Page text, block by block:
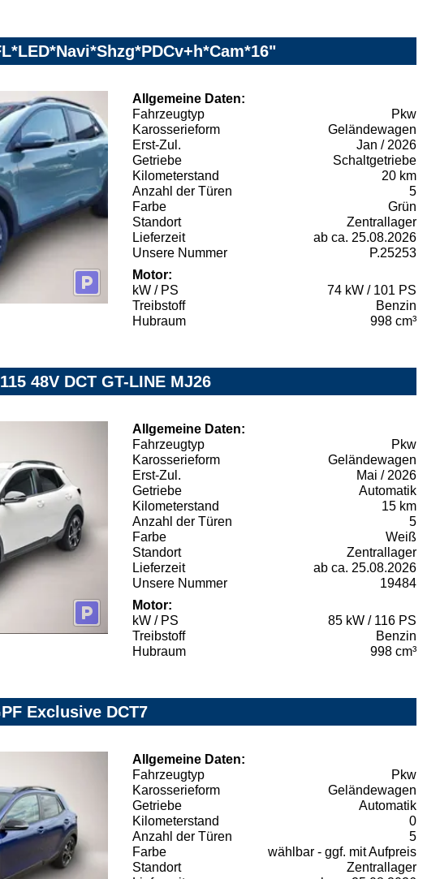
Allgemeine Daten:
Fahrzeugtyp
Pkw
Karosserieform
Geländewagen
Erst-Zul.
Jan / 2026
Getriebe
Schaltgetriebe
Kilometerstand
20 km
Anzahl der Türen
5
Farbe
Grün
Standort
Zentrallager
Lieferzeit
ab ca. 25.08.2026
Unsere Nummer
P.25253
Motor:
kW / PS
74 kW / 101 PS
Treibstoff
Benzin
Hubraum
998 cm³
48V DCT GT-LINE MJ26
Allgemeine Daten:
Fahrzeugtyp
Pkw
Karosserieform
Geländewagen
Erst-Zul.
Mai / 2026
Getriebe
Automatik
Kilometerstand
15 km
Anzahl der Türen
5
Farbe
Weiß
Standort
Zentrallager
Lieferzeit
ab ca. 25.08.2026
Unsere Nummer
19484
Motor:
kW / PS
85 kW / 116 PS
Treibstoff
Benzin
Hubraum
998 cm³
Exclusive DCT7
Allgemeine Daten:
Fahrzeugtyp
Pkw
Karosserieform
Geländewagen
Getriebe
Automatik
Kilometerstand
0
Anzahl der Türen
5
Farbe
wählbar - ggf. mit Aufpreis
Standort
Zentrallager